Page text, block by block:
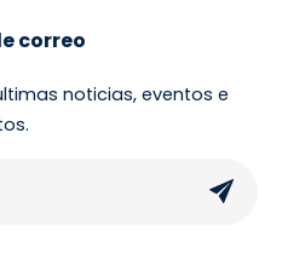
correo
noticias, eventos e